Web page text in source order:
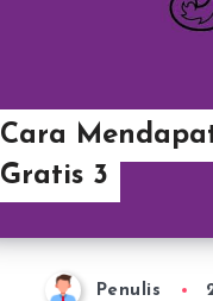
Cara
Gratis 3
Penulis